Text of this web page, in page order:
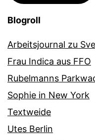
Blogroll
Arbeitsjournal zu
Frau Indica aus FFO
Rubelmanns
Sophie in New York
Textweide
Utes Berlin